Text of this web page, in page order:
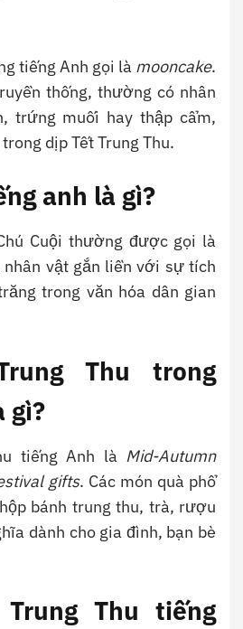
tiếng Anh gọi là mooncake.
thống, thường có nhân
trứng muối hay thập cẩm,
dịp Tết Trung Thu.
anh là gì?
Cuội thường được gọi là
vật gắn liền với sự tích
trong văn hóa dân gian
Thu trong
gì?
tiếng Anh là Mid-Autumn
gifts. Các món quà phổ
bánh trung thu, trà, rượu
dành cho gia đình, bạn bè
Thu tiếng